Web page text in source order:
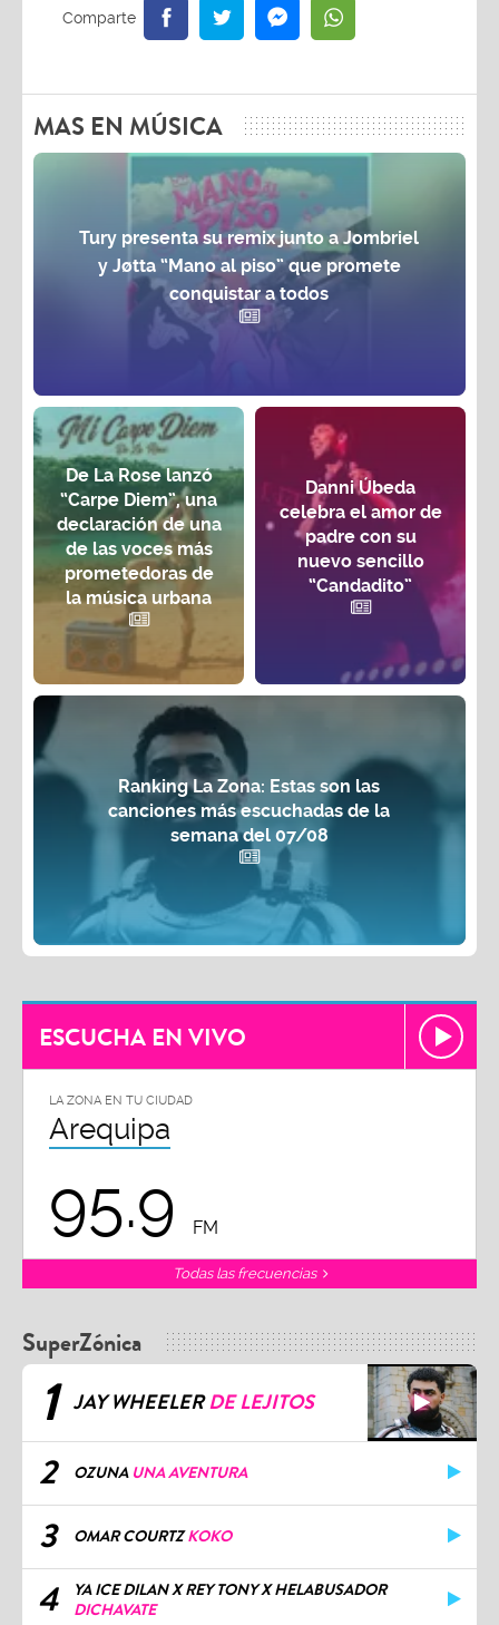
MAS EN MÚSICA
Tury presenta su remix junto a Jombriel
y Jøtta “Mano al piso” que promete
conquistar a todos
De La Rose lanzó
“Carpe Diem”, una
declaración de una
de las voces más
prometedoras de
la música urbana
Danni Úbeda
celebra el amor de
padre con su
nuevo sencillo
“Candadito”
Ranking La Zona: Estas son las
canciones más escuchadas de la
semana del 07/08
ESCUCHA EN VIVO
LA ZONA EN TU CIUDAD
Arequipa
95.9 FM
Todas las frecuencias
SuperZónica
1 JAY WHEELERDE LEJITOS
2 OZUNA UNA AVENTURA
3 OMAR COURTZKOKO
4
YA ICE DILAN X REY TONY X HELABUSADOR
DICHAVATE